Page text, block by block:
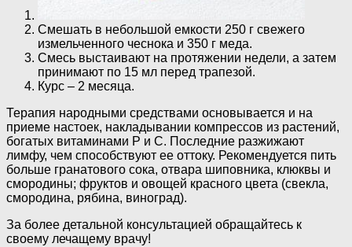
Смешать в небольшой емкости 250 г свежего
измельченного чеснока и 350 г меда.
Смесь выстаивают на протяжении недели, а затем
принимают по 15 мл перед трапезой.
Курс – 2 месяца.
Терапия народными средствами основывается и на
приеме настоек, накладывании компрессов из растений,
богатых витаминами Р и С. Последние разжижают
лимфу, чем способствуют ее оттоку. Рекомендуется пить
больше гранатового сока, отвара шиповника, клюквы и
смородины; фруктов и овощей красного цвета (свекла,
смородина, рябина, виноград).
За более детальной консультацией обращайтесь к
своему лечащему врачу!